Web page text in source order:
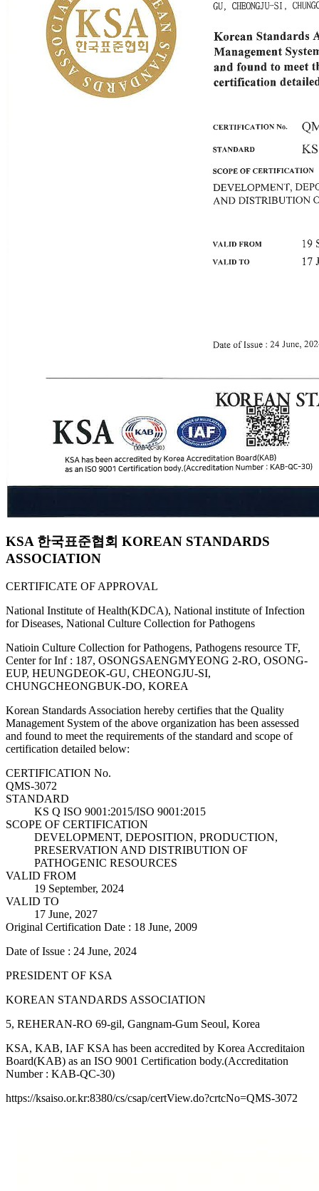
KSA 한국표준협회 KOREAN STANDARDS
ASSOCIATION
CERTIFICATE OF APPROVAL
National Institute of Health(KDCA), National institute of Infection
for Diseases, National Culture Collection for Pathogens
Natioin Culture Collection for Pathogens, Pathogens resource TF,
Center for Inf : 187, OSONGSAENGMYEONG 2-RO, OSONG-
EUP, HEUNGDEOK-GU, CHEONGJU-SI,
CHUNGCHEONGBUK-DO, KOREA
Korean Standards Association hereby certifies that the Quality
Management System of the above organization has been assessed
and found to meet the requirements of the standard and scope of
certification detailed below:
CERTIFICATION No.
QMS-3072
STANDARD
KS Q ISO 9001:2015/ISO 9001:2015
SCOPE OF CERTIFICATION
DEVELOPMENT, DEPOSITION, PRODUCTION,
PRESERVATION AND DISTRIBUTION OF
PATHOGENIC RESOURCES
VALID FROM
19 September, 2024
VALID TO
17 June, 2027
Original Certification Date : 18 June, 2009
Date of Issue : 24 June, 2024
PRESIDENT OF KSA
KOREAN STANDARDS ASSOCIATION
5, REHERAN-RO 69-gil, Gangnam-Gum Seoul, Korea
KSA, KAB, IAF KSA has been accredited by Korea Accreditaion
Board(KAB) as an ISO 9001 Certification body.(Accreditation
Number : KAB-QC-30)
https://ksaiso.or.kr:8380/cs/csap/certView.do?crtcNo=QMS-3072